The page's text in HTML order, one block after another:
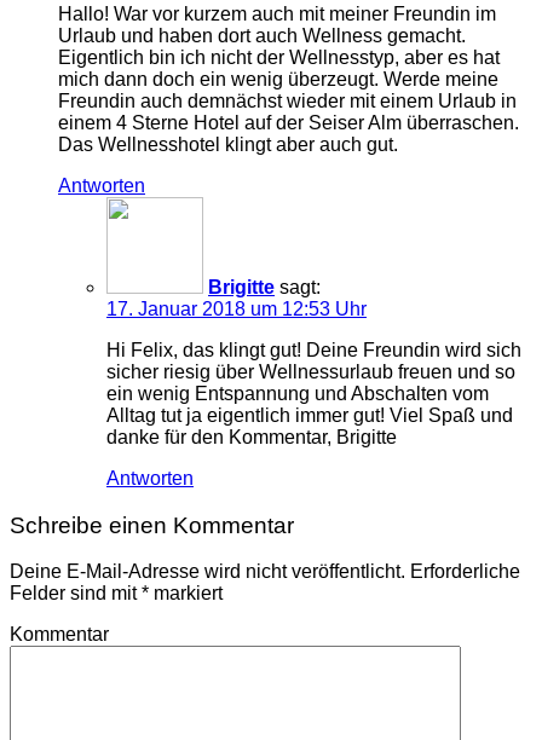
Hallo! War vor kurzem auch mit meiner Freundin im
Urlaub und haben dort auch Wellness gemacht.
Eigentlich bin ich nicht der Wellnesstyp, aber es hat
mich dann doch ein wenig überzeugt. Werde meine
Freundin auch demnächst wieder mit einem Urlaub in
einem 4 Sterne Hotel auf der Seiser Alm überraschen.
Das Wellnesshotel klingt aber auch gut.
Antworten
Brigitte sagt:
17. Januar 2018 um 12:53 Uhr
Hi Felix, das klingt gut! Deine Freundin wird sich
sicher riesig über Wellnessurlaub freuen und so
ein wenig Entspannung und Abschalten vom
Alltag tut ja eigentlich immer gut! Viel Spaß und
danke für den Kommentar, Brigitte
Antworten
Schreibe einen Kommentar
Deine E-Mail-Adresse wird nicht veröffentlicht. Erforderliche
Felder sind mit* markiert
Kommentar